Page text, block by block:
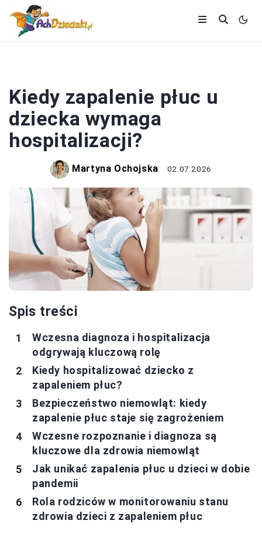
Kiedy zapalenie płuc u
dziecka wymaga
hospitalizacji?
Martyna Ochojska 02.07.2026
Spis treści
Wczesna diagnoza i hospitalizacja
odgrywają kluczową rolę
Kiedy hospitalizować dziecko z
zapaleniem płuc?
Bezpieczeństwo niemowląt: kiedy
zapalenie płuc staje się zagrożeniem
Wczesne rozpoznanie i diagnoza są
kluczowe dla zdrowia niemowląt
Jak unikać zapalenia płuc u dzieci w dobie
pandemii
Rola rodziców w monitorowaniu stanu
zdrowia dzieci z zapaleniem płuc